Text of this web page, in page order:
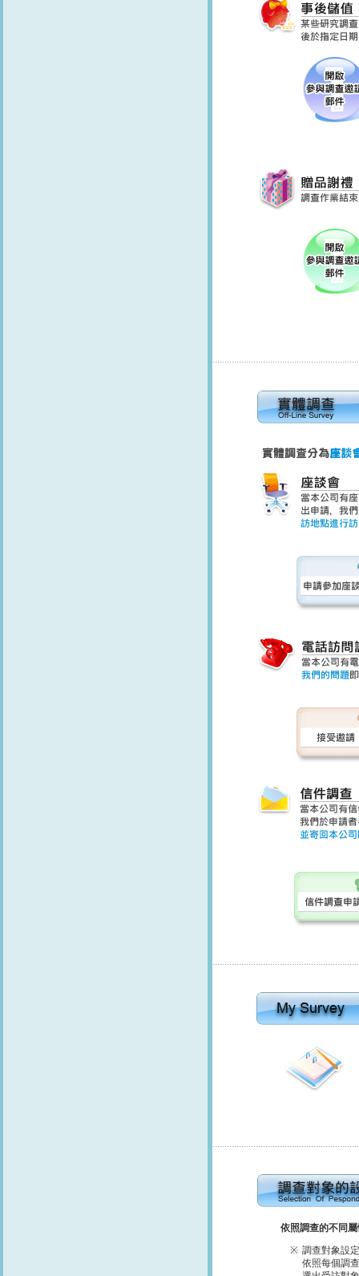
依照調查的不同
※ 調查對象設
依照每個調